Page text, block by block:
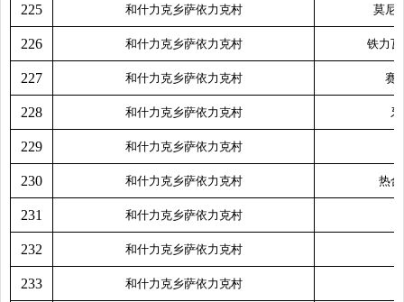
225 和什力克乡萨依力克村 莫尼
226 和什力克乡萨依力克村 铁力瓦
227 和什力克乡萨依力克村 赛
228 和什力克乡萨依力克村
229 和什力克乡萨依力克村
230 和什力克乡萨依力克村 热合
231 和什力克乡萨依力克村
232 和什力克乡萨依力克村
233 和什力克乡萨依力克村